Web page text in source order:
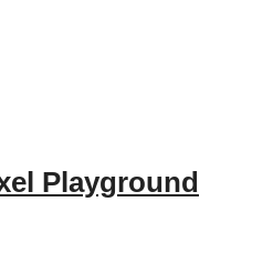
Playground